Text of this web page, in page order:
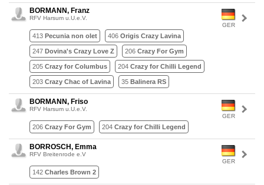
GER
BORMANN, Franz
RFV Harsum u.U.e.V.
413 Pecunia non olet 406 Origis Crazy Lavina
247 Dovina's Crazy Love Z 206 Crazy For Gym
205 Crazy for Columbus 204 Crazy for Chilli Legend
203 Crazy Chac of Lavina 35 Balinera RS
GER
BORMANN, Friso
RFV Harsum u.U.e.V.
206 Crazy For Gym 204 Crazy for Chilli Legend
GER
BORROSCH, Emma
RFV Breitenrode e.V
142 Charles Brown 2